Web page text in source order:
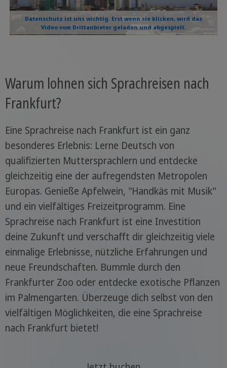
Datenschutz ist uns wichtig. Erst wenn sie klicken, wird das
Video vom Drittanbieter geladen und abgespielt.
Warum lohnen sich Sprachreisen nach
Frankfurt?
Eine Sprachreise nach Frankfurt ist ein ganz
besonderes Erlebnis: Lerne Deutsch von
qualifizierten Muttersprachlern und entdecke
gleichzeitig eine der aufregendsten Metropolen
Europas. Genieße Apfelwein, "Handkäs mit Musik"
und ein vielfältiges Freizeitprogramm. Eine
Sprachreise nach Frankfurt ist eine Investition
deine Zukunft und verschafft dir gleichzeitig viele
einmalige Erlebnisse, nützliche Erfahrungen und
neue Freundschaften. Bummle durch den
Frankfurter Zoo oder entdecke exotische Pflanzen
im Palmengarten. Überzeuge dich selbst von den
vielfältigen Möglichkeiten, die eine Sprachreise
nach Frankfurt bietet!